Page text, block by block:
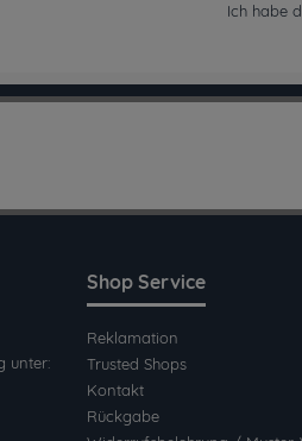
Ich habe
unter:
Shop Service
Reklamation
Trusted Shops
Kontakt
Rückgabe